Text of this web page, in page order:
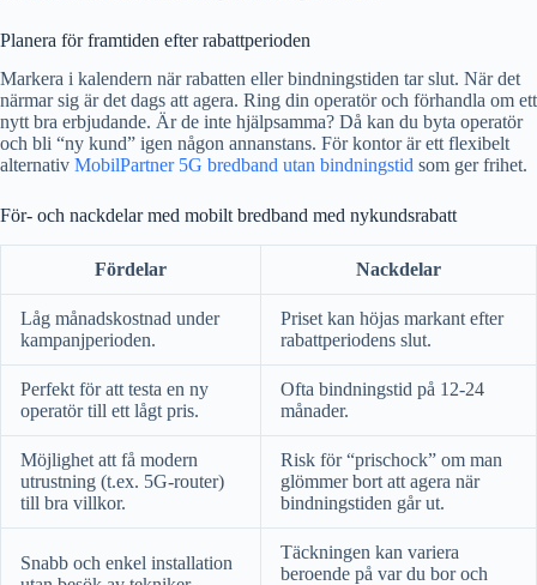
Planera för framtiden efter rabattperioden
Markera i kalendern när rabatten eller bindningstiden tar slut. När det
närmar sig är det dags att agera. Ring din operatör och förhandla om ett
nytt bra erbjudande. Är de inte hjälpsamma? Då kan du byta operatör
och bli “ny kund” igen någon annanstans. För kontor är ett flexibelt
alternativ MobilPartner 5G bredband utan bindningstid som ger frihet.
För- och nackdelar med mobilt bredband med nykundsrabatt
Fördelar Nackdelar
Låg månadskostnad under
kampanjperioden.
Priset kan höjas markant efter
rabattperiodens slut.
Perfekt för att testa en ny
operatör till ett lågt pris.
Ofta bindningstid på 12-24
månader.
Möjlighet att få modern
utrustning (t.ex. 5G-router)
till bra villkor.
Risk för “prischock” om man
glömmer bort att agera när
bindningstiden går ut.
Snabb och enkel installation
Täckningen kan variera
beroende på var du bor och